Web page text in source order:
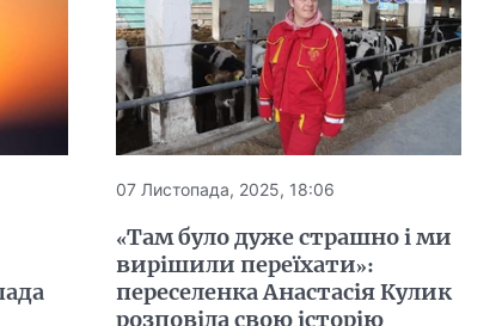
07 Листопада, 2025, 18:06
«Там було дуже страшно і ми
вирішили переїхати»:
переселенка Анастасія Кулик
розповіла свою історію